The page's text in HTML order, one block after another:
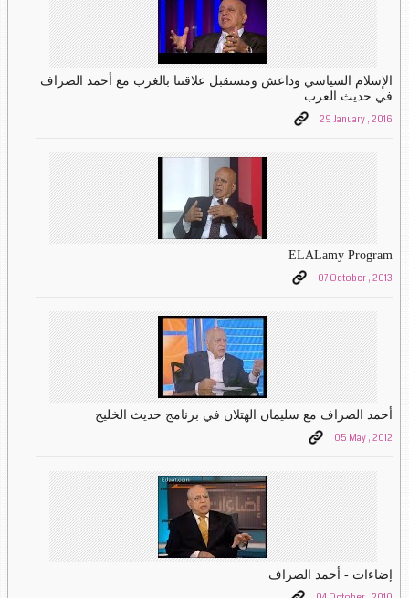
الإسلام السياسي وداعش ومستقبل علاقتنا بالغرب مع أحمد الصراف
في حديث العرب
29 January , 2016
ELALamy Program
07 October , 2013
أحمد الصراف مع سليمان الهتلان في برنامج حديث الخليج
05 May , 2012
إضاءات - أحمد الصراف